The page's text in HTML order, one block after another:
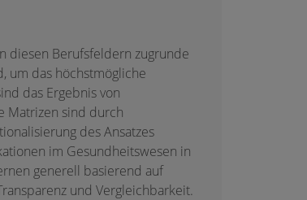
diesen Berufsfeldern zugrunde
um das höchstmögliche
das Ergebnis von
Matrizen sind durch
des Ansatzes
im Gesundheitswesen in
generell basierend auf
und Vergleichbarkeit.